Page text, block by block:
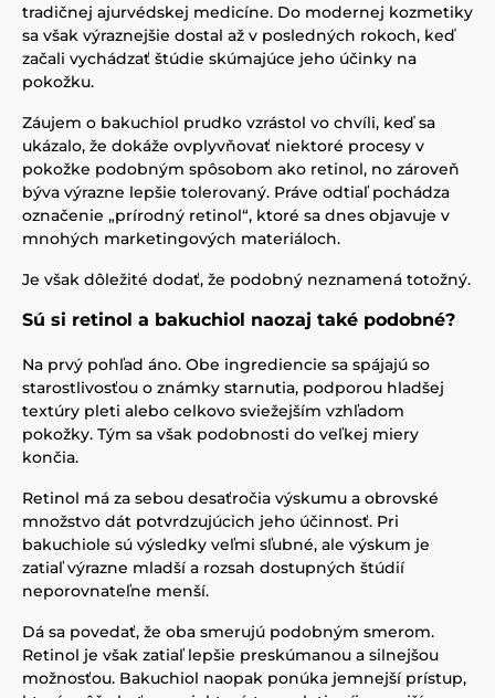
tradičnej ajurvédskej medicíne. Do modernej kozmetiky
sa však výraznejšie dostal až v posledných rokoch, keď
začali vychádzať štúdie skúmajúce jeho účinky na
pokožku.
Záujem o bakuchiol prudko vzrástol vo chvíli, keď sa
ukázalo, že dokáže ovplyvňovať niektoré procesy v
pokožke podobným spôsobom ako retinol, no zároveň
býva výrazne lepšie tolerovaný. Práve odtiaľ pochádza
označenie „prírodný retinol“, ktoré sa dnes objavuje v
mnohých marketingových materiáloch.
Je však dôležité dodať, že podobný neznamená totožný.
Sú si retinol a bakuchiol naozaj také podobné?
Na prvý pohľad áno. Obe ingrediencie sa spájajú so
starostlivosťou o známky starnutia, podporou hladšej
textúry pleti alebo celkovo sviežejším vzhľadom
pokožky. Tým sa však podobnosti do veľkej miery
končia.
Retinol má za sebou desaťročia výskumu a obrovské
množstvo dát potvrdzujúcich jeho účinnosť. Pri
bakuchiole sú výsledky veľmi sľubné, ale výskum je
zatiaľ výrazne mladší a rozsah dostupných štúdií
neporovnateľne menší.
Dá sa povedať, že oba smerujú podobným smerom.
Retinol je však zatiaľ lepšie preskúmanou a silnejšou
možnosťou. Bakuchiol naopak ponúka jemnejší prístup,